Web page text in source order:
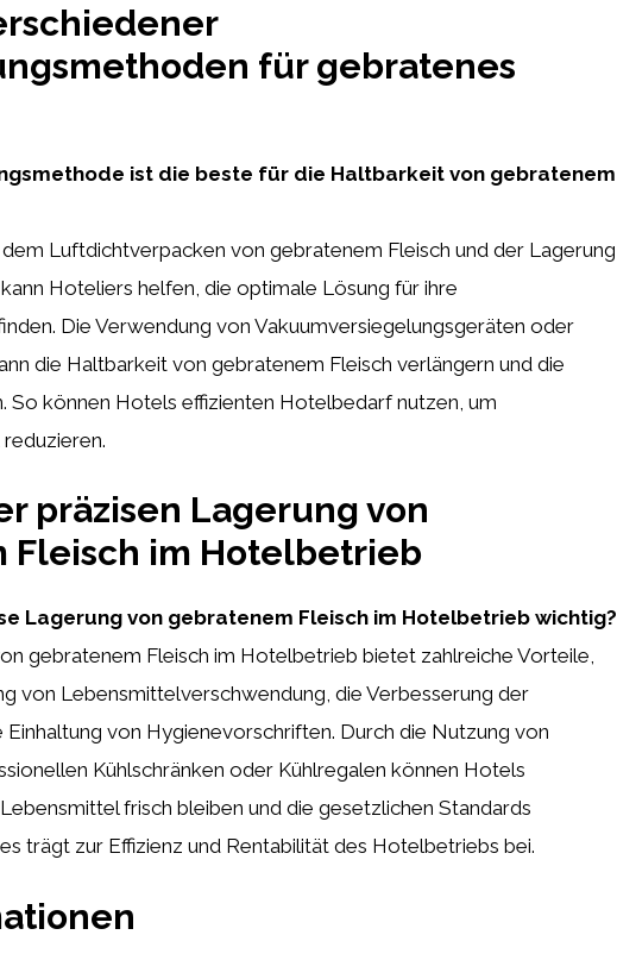
für gebratenes
ist die beste für die Haltbarkeit von gebratenem
Luftdichtverpacken von gebratenem Fleisch und der Lagerung
Hoteliers helfen, die optimale Lösung für ihre
Die Verwendung von Vakuumversiegelungsgeräten oder
die Haltbarkeit von gebratenem Fleisch verlängern und die
So können Hotels effizienten Hotelbedarf nutzen, um
präzisen Lagerung von
Fleisch im Hotelbetrieb
Lagerung von gebratenem Fleisch im Hotelbetrieb wichtig?
gebratenem Fleisch im Hotelbetrieb bietet zahlreiche Vorteile,
von Lebensmittelverschwendung, die Verbesserung der
Einhaltung von Hygienevorschriften. Durch die Nutzung von
Kühlschränken oder Kühlregalen können Hotels
frisch bleiben und die gesetzlichen Standards
trägt zur Effizienz und Rentabilität des Hotelbetriebs bei.